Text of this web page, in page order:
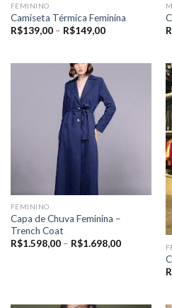
FEMININO
Camiseta Térmica Feminina
R$139,00 – R$149,00Price
R$149,00
FEMININO
Capa de Chuva Feminina –
Trench Coat
R$1.598,00 – R$1.698,00Price
R$1.598,00